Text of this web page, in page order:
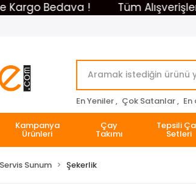
Bedava ! Tüm
En Yeniler , Çok Satanlar ,
Kampanya
Ürünleri
Çay
Takımı
Tepsili
Setleri
Servis Sunum Şekerlik